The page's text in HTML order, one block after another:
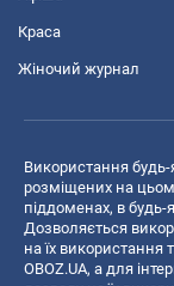
Краса
Жіночий журнал
Використання будь-
розміщених на
піддоменах, в будь-
Дозволяється
на їх використання
OBOZ.UA, а для